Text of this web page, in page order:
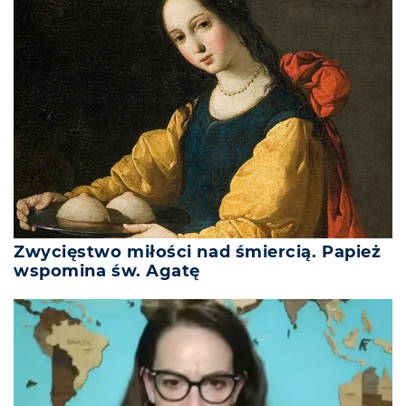
Zwycięstwo miłości nad śmiercią. Papież
wspomina św. Agatę